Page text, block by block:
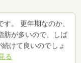
。 更年期なのか、
肪が多いので、しば
けて良いのでしょ
る